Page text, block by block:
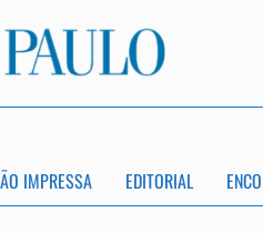
IMPRESSA EDITORIAL